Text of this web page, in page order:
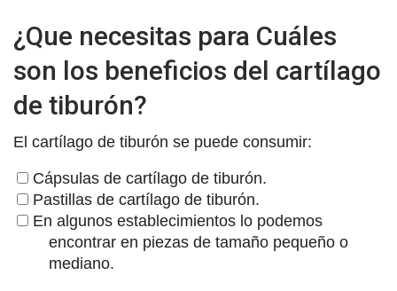
¿Que necesitas para Cuáles
son los beneficios del cartílago
de tiburón?
El cartílago de tiburón se puede consumir:
Cápsulas de cartílago de tiburón.
Pastillas de cartílago de tiburón.
En algunos establecimientos lo podemos
encontrar en piezas de tamaño pequeño o
mediano.